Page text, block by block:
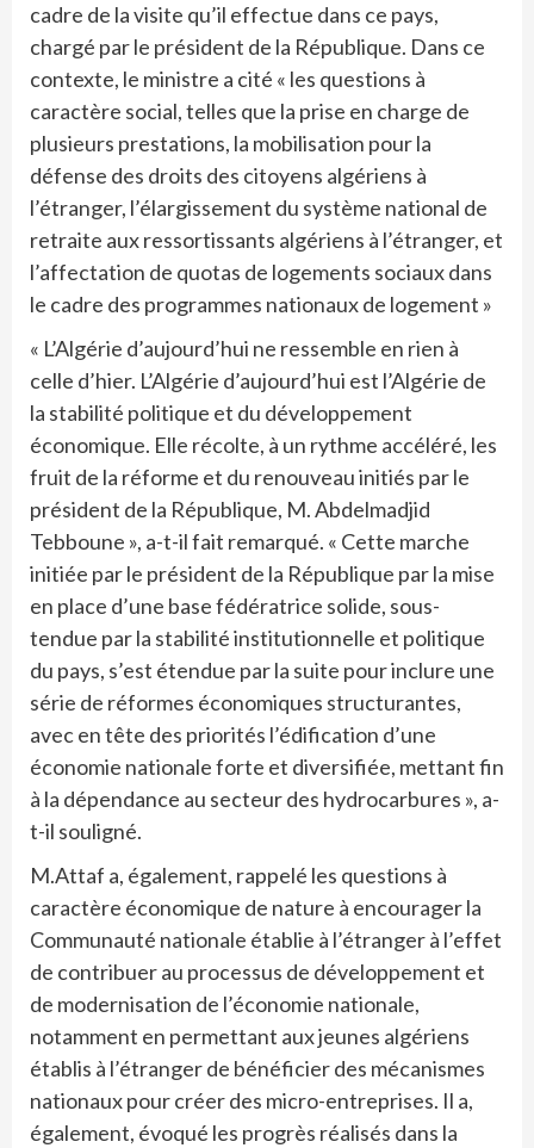
cadre de la visite qu’il effectue dans ce pays,
chargé par le président de la République. Dans ce
contexte, le ministre a cité « les questions à
caractère social, telles que la prise en charge de
plusieurs prestations, la mobilisation pour la
défense des droits des citoyens algériens à
l’étranger, l’élargissement du système national de
retraite aux ressortissants algériens à l’étranger, et
l’affectation de quotas de logements sociaux dans
le cadre des programmes nationaux de logement »
« L’Algérie d’aujourd’hui ne ressemble en rien à
celle d’hier. L’Algérie d’aujourd’hui est l’Algérie de
la stabilité politique et du développement
économique. Elle récolte, à un rythme accéléré, les
fruit de la réforme et du renouveau initiés par le
président de la République, M. Abdelmadjid
Tebboune », a-t-il fait remarqué. « Cette marche
initiée par le président de la République par la mise
en place d’une base fédératrice solide, sous-
tendue par la stabilité institutionnelle et politique
du pays, s’est étendue par la suite pour inclure une
série de réformes économiques structurantes,
avec en tête des priorités l’édification d’une
économie nationale forte et diversifiée, mettant fin
à la dépendance au secteur des hydrocarbures », a-
t-il souligné.
M.Attaf a, également, rappelé les questions à
caractère économique de nature à encourager la
Communauté nationale établie à l’étranger à l’effet
de contribuer au processus de développement et
de modernisation de l’économie nationale,
notamment en permettant aux jeunes algériens
établis à l’étranger de bénéficier des mécanismes
nationaux pour créer des micro-entreprises. Il a,
également, évoqué les progrès réalisés dans la